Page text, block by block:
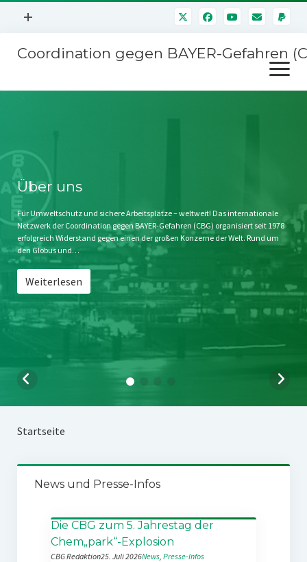
Menü
+
Mitmachen
Kontakt
Impressum
Störfälle
Coordination gegen BAYER-Gefahren
Menü
öffnen
Stichwort BAYER
Jahrestagung
SPENDEN
Über uns
Für Umweltschutz und sichere Arbeitsplätze – weltweit! Das internationale
Netzwerk der Coordination gegen BAYER-Gefahren (CBG) organisiert seit 1978
erfolgreich Widerstand gegen einen der großen Konzerne der Welt. Rund um
den Globus und…
Weiterlesen
Startseite
News und Presse-Infos
Die CBG zum 5. Jahrestag der
Chem„park“-Explosion
CBG Redaktion25. Juli 2026News, Presse-Infos